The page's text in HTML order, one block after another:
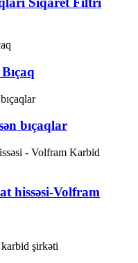
bıçaqlar
hissəsi-Volfram
şirkəti